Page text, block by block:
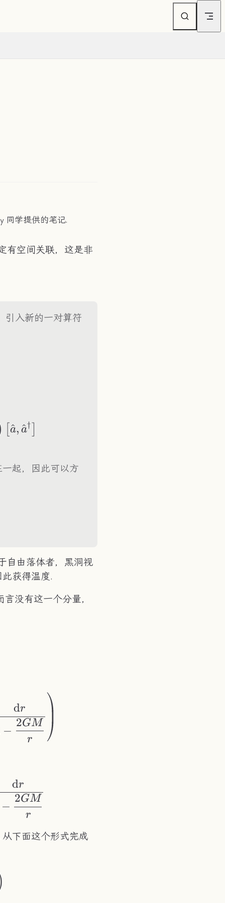
同学提供的笔记.
有空间关联，这是非
引入新的一对算符
=
[a
^, a
^†
起，因此可以方
r,\quad v =
自由落体者，黑洞视
获得温度.
没有这一个分量，
&=-\left(1-
−
r
2GM
dr
&= r-
−
r
2GM
dr
下面这个形式完成